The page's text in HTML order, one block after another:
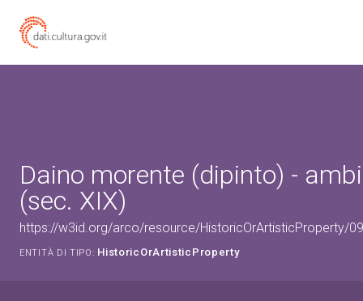
Daino morente (dipinto) -
(sec. XIX)
https://w3id.org/arco/resource/HistoricOrArtisticProperty/
ENTITÀ DI TIPO: HistoricOrArtisticProperty